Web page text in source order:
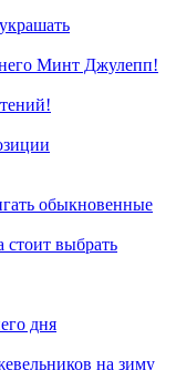
Минт Джулепп!
обыкновенные
выбрать
дня
на зиму